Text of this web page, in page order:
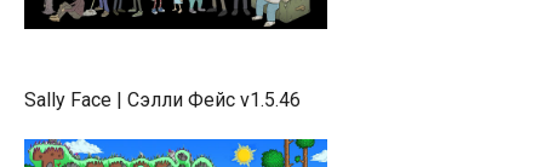
Sally Face | Сэлли Фейс v1.5.46